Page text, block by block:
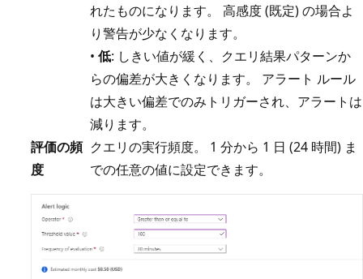
れたものになります。 高感度 (既定) の場合よ
り警告が少なくなります。
• 低: しきい値が緩く、クエリ結果パターンか
らの偏差が大きくなります。 アラート ルール
は大きい偏差でのみトリガーされ、アラートは
減ります。
評価の頻
度
クエリの実行頻度。 1 分から 1 日 (24 時間) ま
での任意の値に設定できます。